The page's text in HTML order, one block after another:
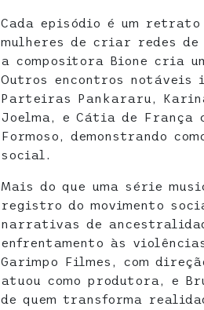
Cada episódio é um
mulheres de criar redes
a compositora Bione cria
Outros encontros notáveis
Parteiras Pankararu,
Joelma, e Cátia de França
Formoso, demonstrando
social.
Mais do que uma série
registro do movimento
narrativas de
enfrentamento às
Garimpo Filmes, com
atuou como produtora, e
de quem transforma